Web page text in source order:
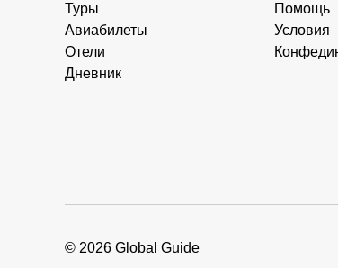
Туры
Авиабилеты
Отели
Дневник
Помощь
Условия
© 2026 Global Guide